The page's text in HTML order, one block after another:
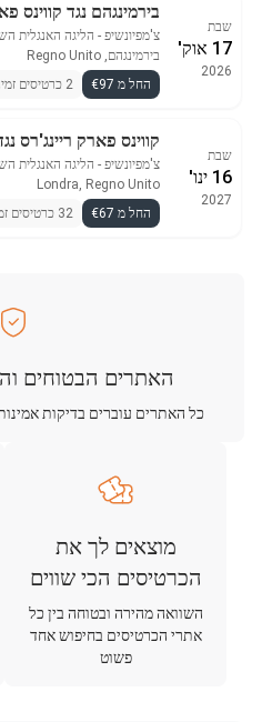
שבת
17 אוק'
2026
בירמינגהם נגד קווינס
צ'מפיונשיפ - הליגה האנגלית
בירמינגהם, Regno Unito
החל מ €97
2 כרטיסים זמינים
שבת
16 ינו'
2027
קווינס פארק ריינג'רס
צ'מפיונשיפ - הליגה האנגלית
Londra, Regno Unito
החל מ €67
32 כרטיסים זמינים
האתרים הבטוחים
כל האתרים עוברים בדיקות
מוצאים לך את
הכרטיסים הכי שווים
השוואה מהירה ובטוחה בין כל
אתרי הכרטיסים בחיפוש אחד
פשוט